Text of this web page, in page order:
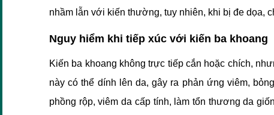
nhầm lẫn với kiến thường, tuy nhiên, khi bị đe dọa,
Nguy hiểm khi tiếp xúc với kiến ba khoang
Kiến ba khoang không trực tiếp cắn hoặc chích,
này có thể dính lên da, gây ra phản ứng viêm,
phồng rộp, viêm da cấp tính, làm tổn thương da